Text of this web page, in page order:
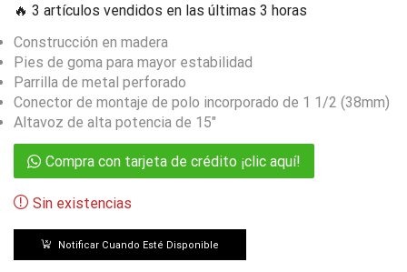
🔥 3 artículos vendidos en las últimas 3 horas
Construcción en madera
Pies de goma para mayor estabilidad
Parrilla de metal perforado
Conector de montaje de polo incorporado de 1 1/2 (38mm)
Altavoz de alta potencia de 15″
Compra con tarjeta de crédito ¡clic aquí!
Sin existencias
Notificar Cuando Esté Disponible